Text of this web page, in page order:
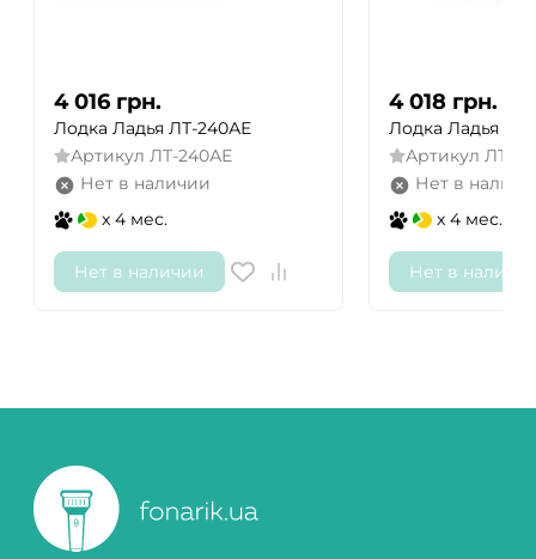
4 016 грн.
Лодка Ладья ЛТ-240АЕ
Артикул ЛТ-240АЕ
Нет в наличии
x 4 мес.
Нет в наличии
4 018 грн.
Лодка Ладья
Артикул ЛТ-
Нет в
x 4 мес.
Нет в